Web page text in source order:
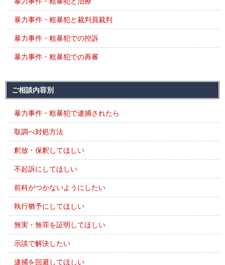
暴力事件・粗暴犯と裁判員裁判
暴力事件・粗暴犯での控訴
暴力事件・粗暴犯での再審
ご相談内容別
暴力事件・粗暴犯で逮捕されたら
取調べ対処方法
釈放・保釈してほしい
不起訴にしてほしい
前科がつかないようにしたい
執行猶予にしてほしい
無実・無罪を証明してほしい
示談で解決したい
逮捕を回避してほしい